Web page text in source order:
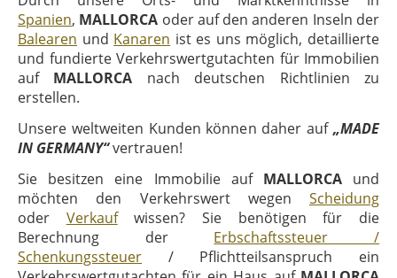
Spanien, MALLORCA oder auf den anderen Inseln der
Balearen und Kanaren ist es uns möglich, detaillierte
und fundierte Verkehrswertgutachten für Immobilien
auf MALLORCA nach deutschen Richtlinien zu
erstellen.
Unsere weltweiten Kunden können daher auf „MADE
IN GERMANY“vertrauen!
Sie besitzen eine Immobilie auf MALLORCAund
möchten den Verkehrswert wegen Scheidung
oder Verkaufwissen? Sie benötigen für die
Berechnung der Erbschaftssteuer /
Schenkungssteuer / Pflichtteilsanspruch ein